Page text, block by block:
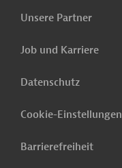
Unsere Partner
Job und Karriere
Datenschutz
Cookie-Einstellungen
Barrierefreiheit